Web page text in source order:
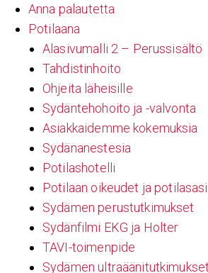
Anna palautetta
Potilaana
Alasivumalli 2 – Perussisältö
Tahdistinhoito
Ohjeita läheisille
Sydäntehohoito ja -valvonta
Asiakkaidemme kokemuksia
Sydänanestesia
Potilashotelli
Potilaan oikeudet ja
Sydämen perustutkimukset
Sydänfilmi EKG ja Holter
TAVI-toimenpide
Sydämen ultraäänitutkimukset